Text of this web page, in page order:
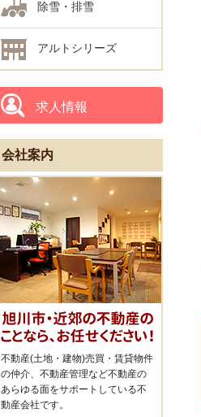
除雪・排雪
アルトシリーズ
求人情報
会社案内
不動産(土地・建物)売買・賃貸物件
の仲介、不動産管理など不動産の
あらゆる面をサポートしている不
動産会社です。